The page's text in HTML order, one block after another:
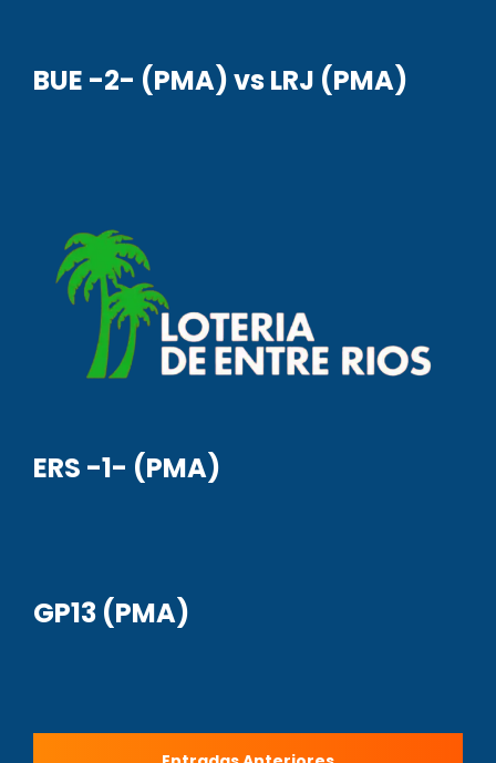
BUE -2- (PMA) vs LRJ (PMA)
ERS -1- (PMA)
GP13 (PMA)